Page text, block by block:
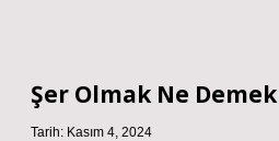
Şer Olmak Ne Demek
Tarih: Kasım 4, 2024